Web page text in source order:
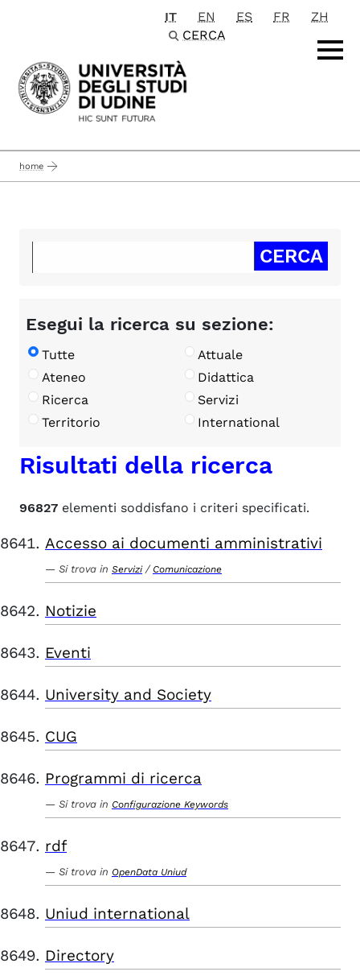
Passa al contenuto principale
IT EN ES FR
ZH
CERCA
home
Esegui la ricerca su sezione:
Tutte
Attuale
Ateneo
Didattica
Ricerca
Servizi
Territorio
International
Risultati della ricerca
96827 elementi soddisfano i criteri specificati.
Accesso ai documenti amministrativi
Si trova in Servizi / Comunicazione
Notizie
Eventi
University and Society
CUG
Programmi di ricerca
Si trova in Configurazione Keywords
rdf
Si trova in OpenData Uniud
Uniud international
Directory